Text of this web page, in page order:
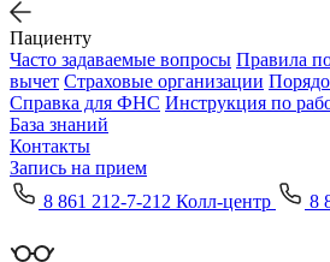
Пациенту
Часто задаваемые вопросы Правила
вычет Страховые организации
Справка для ФНС Инструкция по
База знаний
Контакты
Запись на прием
8 861 212-7-212 Колл-центр
8